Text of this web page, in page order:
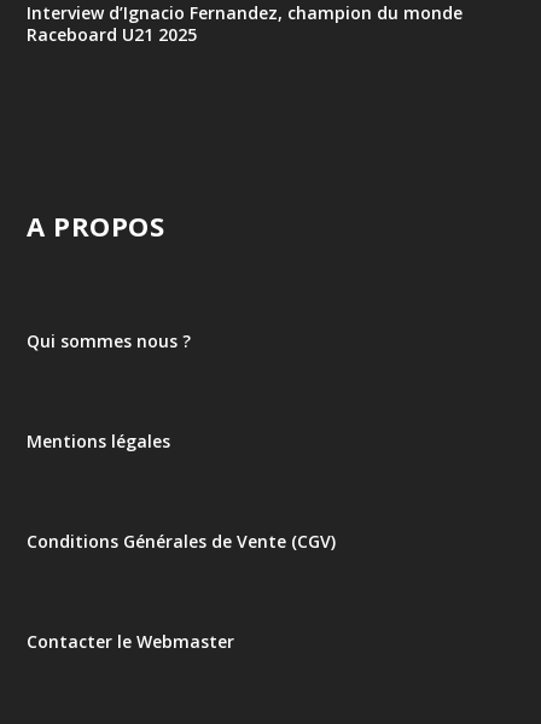
Interview d’Ignacio Fernandez, champion du monde
Raceboard U21 2025
A PROPOS
Qui sommes nous ?
Mentions légales
Conditions Générales de Vente (CGV)
Contacter le Webmaster